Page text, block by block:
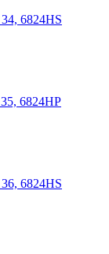
6824HS
6824HP
6824HS